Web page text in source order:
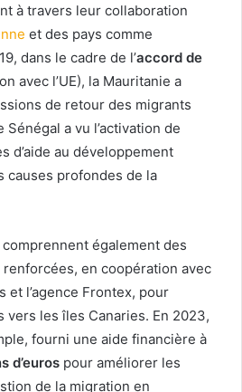
à travers leur collaboration
et des pays comme
dans le cadre de l’accord de
avec l’UE), la Mauritanie a
de retour des migrants
a vu l’activation de
d’aide au développement
causes profondes de la
également des
en coopération avec
et l’agence Frontex, pour
vers les îles Canaries. En 2023,
fourni une aide financière à
d’euros pour améliorer les
de la migration en